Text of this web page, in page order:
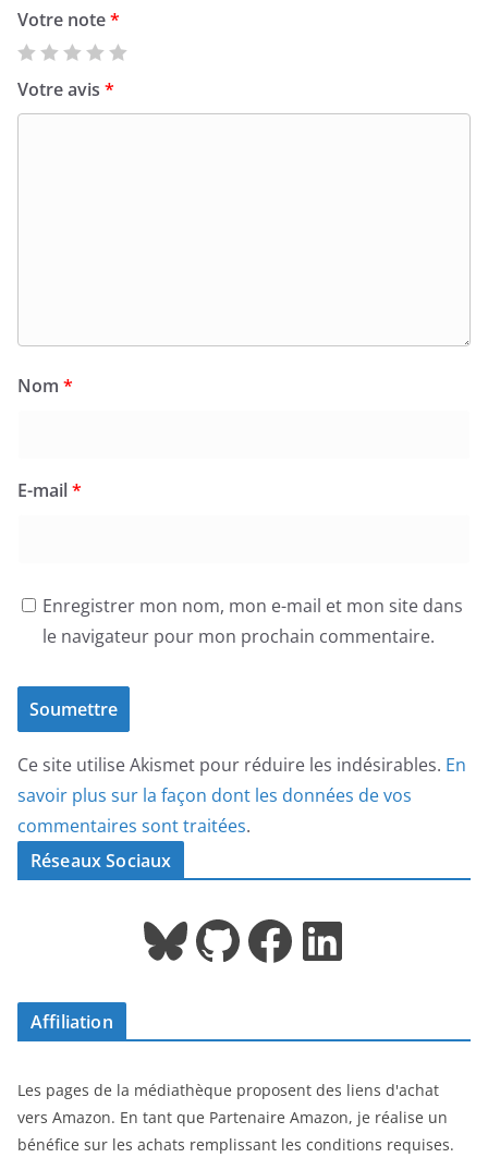
Votre note*
Votre avis *
Nom *
E-mail*
Enregistrer mon nom, mon e-mail et mon site dans
le navigateur pour mon prochain commentaire.
Ce site utilise Akismet pour réduire les indésirables. En
savoir plus sur la façon dont les données de vos
commentaires sont traitées.
Réseaux Sociaux
Bluesky GitHub Facebook LinkedIn
Affiliation
Les pages de la médiathèque proposent des liens d'achat
vers Amazon. En tant que Partenaire Amazon, je réalise un
bénéfice sur les achats remplissant les conditions requises.